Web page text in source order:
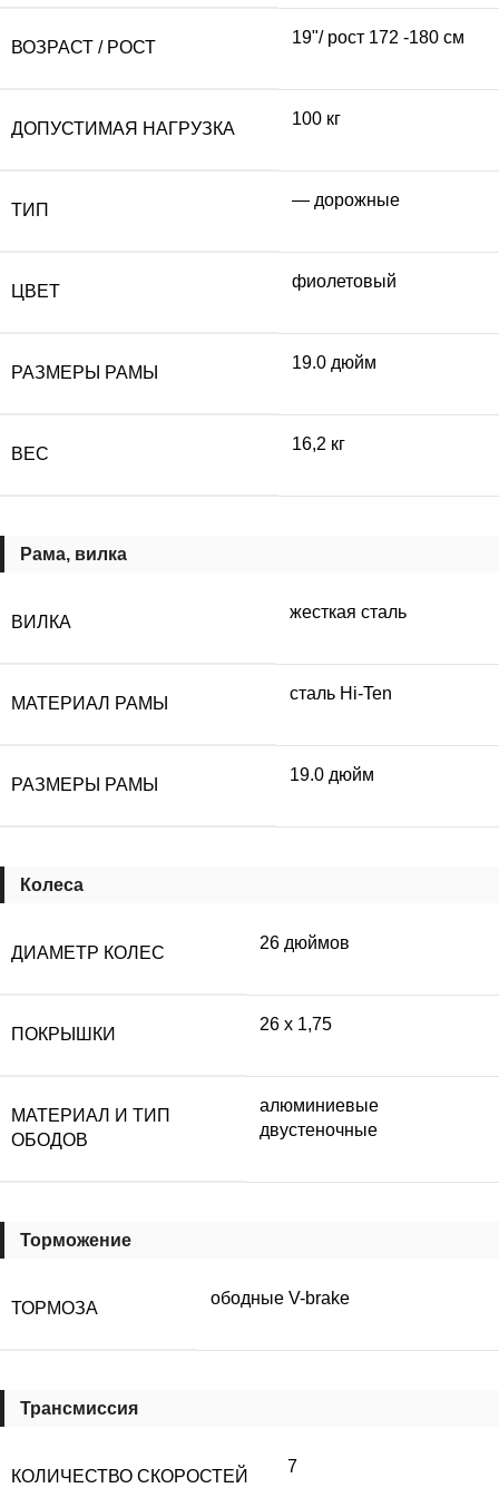
ВОЗРАСТ / РОСТ
19"/ рост 172 -180 см
ДОПУСТИМАЯ НАГРУЗКА
100 кг
ТИП
— дорожные
ЦВЕТ
фиолетовый
РАЗМЕРЫ РАМЫ
19.0 дюйм
ВЕС
16,2 кг
Рама, вилка
ВИЛКА
жесткая сталь
МАТЕРИАЛ РАМЫ
сталь Hi-Ten
РАЗМЕРЫ РАМЫ
19.0 дюйм
Колеса
ДИАМЕТР КОЛЕС
26 дюймов
ПОКРЫШКИ
26 x 1,75
МАТЕРИАЛ И ТИП
ОБОДОВ
алюминиевые
двустеночные
Торможение
ТОРМОЗА
ободные V-brake
Трансмиссия
КОЛИЧЕСТВО СКОРОСТЕЙ
7